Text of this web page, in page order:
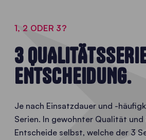
1, 2 ODER 3?
3
ENTSCHEIDUNG.
Je nach Einsatzdauer und -
Serien. In gewohnter Qualität
Entscheide selbst, welche der 3